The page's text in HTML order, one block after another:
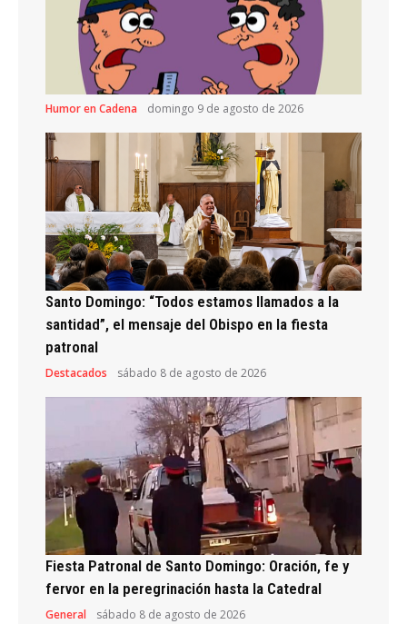
Humor en Cadena domingo 9 de agosto de 2026
Santo Domingo: “Todos estamos llamados a la
santidad”, el mensaje del Obispo en la fiesta
patronal
Destacados sábado 8 de agosto de 2026
Fiesta Patronal de Santo Domingo: Oración, fe y
fervor en la peregrinación hasta la Catedral
General sábado 8 de agosto de 2026